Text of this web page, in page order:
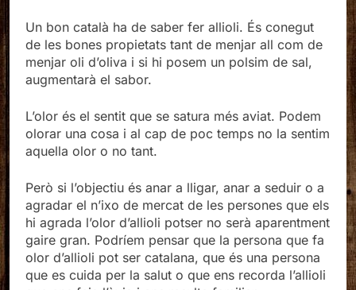
Un bon català ha de saber fer allioli. És conegut
de les bones propietats tant de menjar all com de
menjar oli d’oliva i si hi posem un polsim de sal,
augmentarà el sabor.
L’olor és el sentit que se satura més aviat. Podem
olorar una cosa i al cap de poc temps no la sentim
aquella olor o no tant.
Però si l’objectiu és anar a lligar, anar a seduir o a
agradar el n’ixo de mercat de les persones que els
hi agrada l’olor d’allioli potser no serà aparentment
gaire gran. Podríem pensar que la persona que fa
olor d’allioli pot ser catalana, que és una persona
que es cuida per la salut o que ens recorda l’allioli